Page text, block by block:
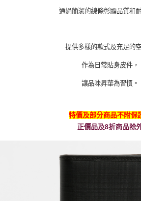
通過簡潔的線條彰顯品質和
提供多樣的款式及充足的
作為日常貼身皮件，
讓品味昇華為習慣。
特價及部分商品不附保
正價品及8折商品除